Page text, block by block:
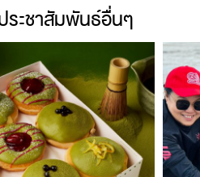
ระชาสัมพันธ์อื่นๆ